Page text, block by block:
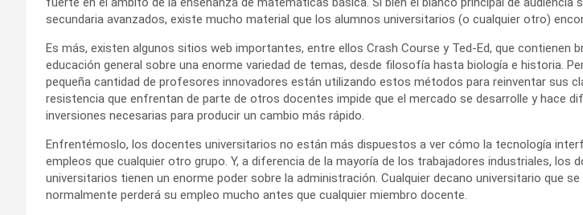
secundaria avanzados, existe mucho material que los alumnos universitarios (o cualquier otro)
Es más, existen algunos sitios web importantes, entre ellos Crash Course y Ted-Ed, que contienen
educación general sobre una enorme variedad de temas, desde filosofía hasta biología e historia.
pequeña cantidad de profesores innovadores están utilizando estos métodos para reinventar sus
resistencia que enfrentan de parte de otros docentes impide que el mercado se desarrolle y hace
inversiones necesarias para producir un cambio más rápido.
Enfrentémoslo, los docentes universitarios no están más dispuestos a ver cómo la tecnología
empleos que cualquier otro grupo. Y, a diferencia de la mayoría de los trabajadores industriales, los
universitarios tienen un enorme poder sobre la administración. Cualquier decano universitario que
normalmente perderá su empleo mucho antes que cualquier miembro docente.